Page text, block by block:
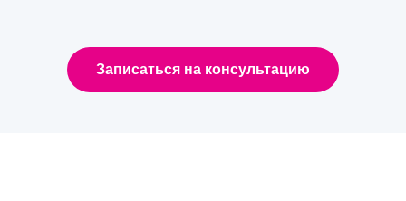
Записаться на консультацию